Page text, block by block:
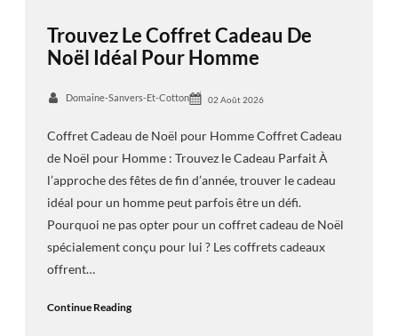
Trouvez Le Coffret Cadeau De
Noël Idéal Pour Homme
Domaine-Sanvers-Et-Cotton 02 Août 2026
Coffret Cadeau de Noël pour Homme Coffret Cadeau
de Noël pour Homme : Trouvez le Cadeau Parfait À
l’approche des fêtes de fin d’année, trouver le cadeau
idéal pour un homme peut parfois être un défi.
Pourquoi ne pas opter pour un coffret cadeau de Noël
spécialement conçu pour lui ? Les coffrets cadeaux
offrent…
Continue Reading